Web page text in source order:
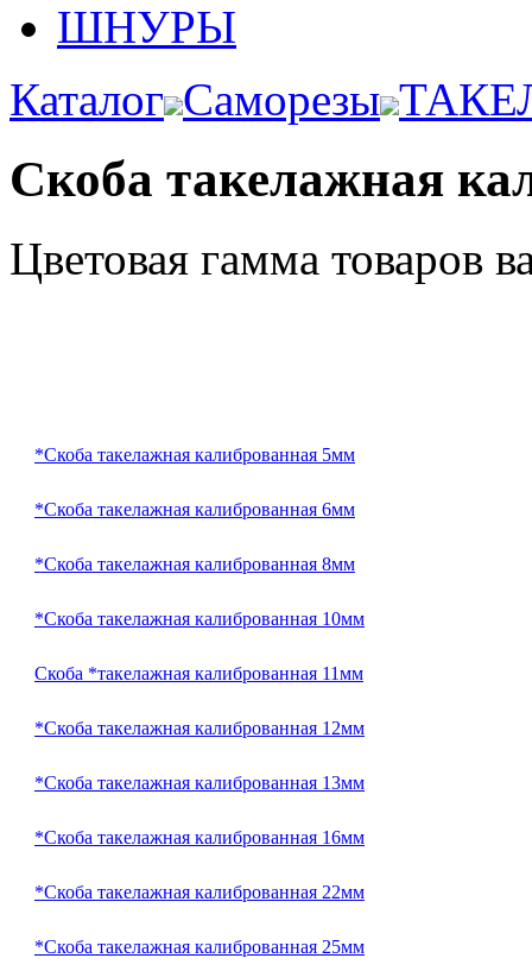
ШНУРЫ
Каталог Саморезы
Скоба такелажная
Цветовая гамма товаров
*Скоба такелажная калиброванная 5мм
*Скоба такелажная калиброванная 6мм
*Скоба такелажная калиброванная 8мм
*Скоба такелажная калиброванная 10мм
Скоба *такелажная калиброванная 11мм
*Скоба такелажная калиброванная 12мм
*Скоба такелажная калиброванная 13мм
*Скоба такелажная калиброванная 16мм
*Скоба такелажная калиброванная 22мм
*Скоба такелажная калиброванная 25мм